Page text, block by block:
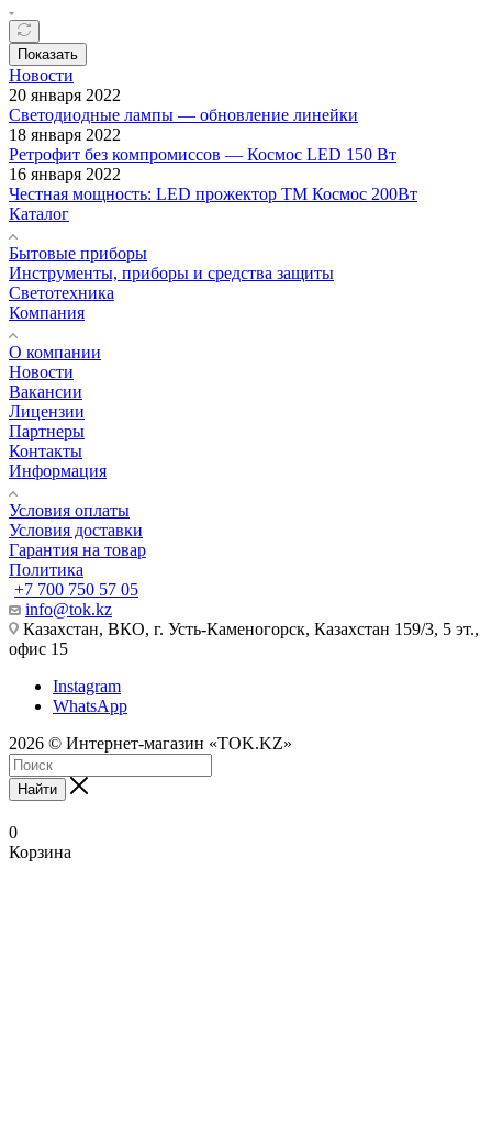
Показать
Новости
20 января 2022
Светодиодные лампы — обновление линейки
18 января 2022
Ретрофит без компромиссов — Космос LED 150 Вт
16 января 2022
Честная мощность: LED прожектор ТМ Космос 200Вт
Каталог
Бытовые приборы
Инструменты, приборы и средства защиты
Светотехника
Компания
О компании
Новости
Вакансии
Лицензии
Партнеры
Контакты
Информация
Условия оплаты
Условия доставки
Гарантия на товар
Политика
+7 700 750 57 05
info@tok.kz
Казахстан, ВКО, г. Усть-Каменогорск, Казахстан 159/3, 5 эт.,
офис 15
Instagram
WhatsApp
2026 © Интернет-магазин «TOK.KZ»
Найти
0
Корзина